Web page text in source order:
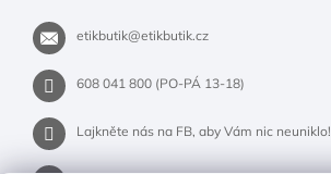
etikbutik@etikbutik.cz
608 041 800 (PO-PÁ 13-18)
Lajkněte nás na FB, aby Vám nic neuniklo!